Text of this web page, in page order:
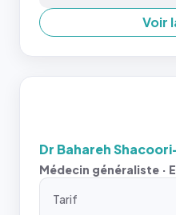
Voir
Dr Bahareh
Médecin généraliste ·
Tarif